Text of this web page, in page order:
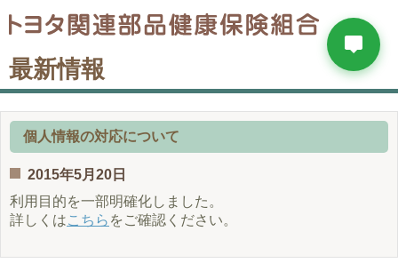
最新情報
個人情報の対応について
2015年5月20日
利用目的を一部明確化しました。
詳しくはこちら をご確認ください。